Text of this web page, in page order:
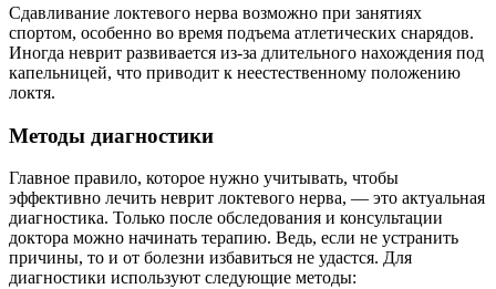
Сдавливание локтевого нерва возможно при занятиях
спортом, особенно во время подъема атлетических снарядов.
Иногда неврит развивается из-за длительного нахождения под
капельницей, что приводит к неестественному положению
локтя.
Методы диагностики
Главное правило, которое нужно учитывать, чтобы
эффективно лечить неврит локтевого нерва, — это актуальная
диагностика. Только после обследования и консультации
доктора можно начинать терапию. Ведь, если не устранить
причины, то и от болезни избавиться не удастся. Для
диагностики используют следующие методы: